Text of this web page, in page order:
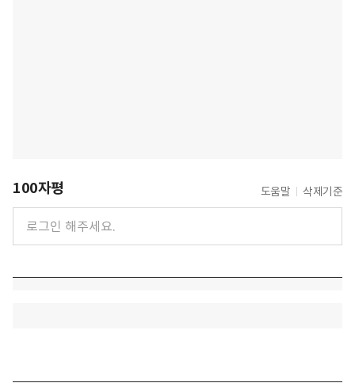
100자평 도움말 삭제기준